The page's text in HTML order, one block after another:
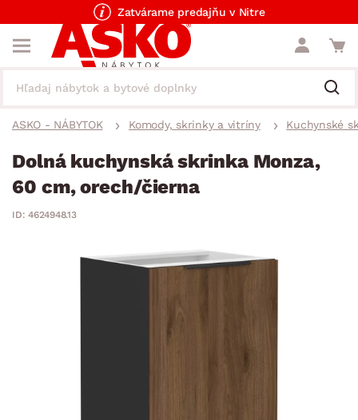
Zatvárame predajňu v Nitre
ASKO - NÁBYTOK Komody, skrinky a vitríny Kuchynské
Dolná kuchynská skrinka Monza,
60 cm, orech/čierna
ID: 4624948.13